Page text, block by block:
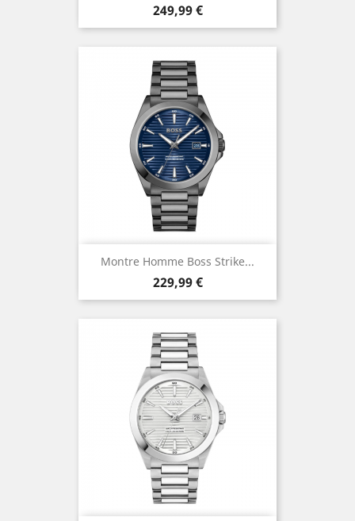
Prix
249,99 €
Montre Homme Boss Strike...
Prix
229,99 €